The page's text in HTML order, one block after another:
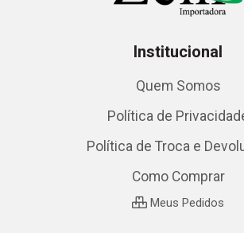
Institucional
Quem Somos
Política de
Política de Troca e
Como Comprar
Meus Pedidos